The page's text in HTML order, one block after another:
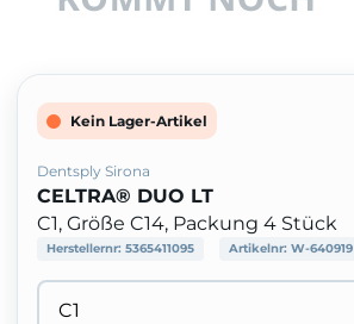
Kein Lager-Artikel
Dentsply Sirona
CELTRA® DUO LT
C1, Größe C14, Packung 4 Stück
Herstellernr: 5365411095 Artikelnr: W-640919